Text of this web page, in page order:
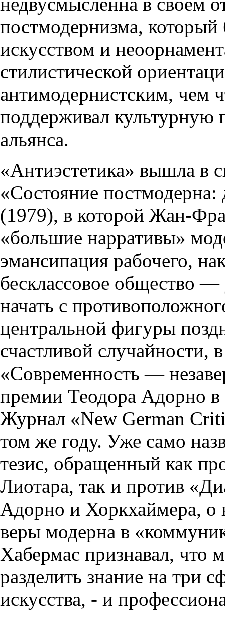
постмодернизма,
искусством и
стилистической
антимодернистским, чем
поддерживал культурную
альянса.
«Антиэстетика» вышла в
«Состояние постмодерна:
(1979), в которой Жан-
«большие нарративы»
эмансипация рабочего,
бесклассовое общество
начать с
центральной фигуры
счастливой случайности,
«Современность —
премии Теодора Адорно
Журнал «New German
том же году. Уже само
тезис, обращенный как
Лиотара, так и против
Адорно и Хоркхаймера, о
веры модерна в
Хабермас признавал, что
разделить знание на три
искусства, - и